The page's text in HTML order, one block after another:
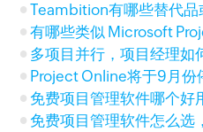
Teambition有哪些替代品
有哪些类似 Microsoft
多项目并行，项目经理如
Project Online将于9月份
免费项目管理软件哪个好
免费项目管理软件怎么选